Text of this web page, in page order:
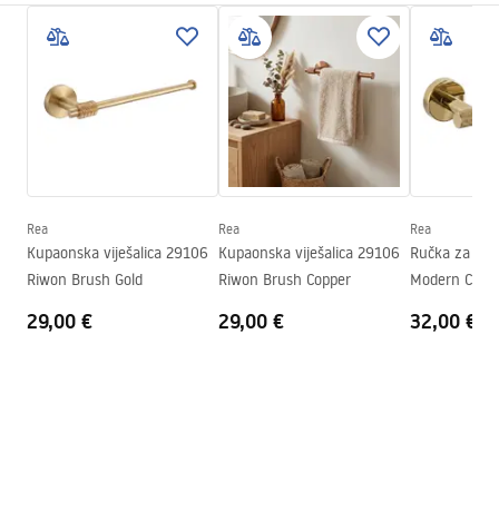
Četkano zlato
Metal
Način montaže
Na vijke
50mm
50mm
Dubina
50mm
Serija
Jamstvo
24 mjeseca
Rea
Kupaonska viješalica 29106
Riwon Brush Gold
29,00 €
Rea
Kupaonska viješalica 29106
Riwon Brush Copper
29,00 €
Rea
Ručka za
Modern
32,00 €